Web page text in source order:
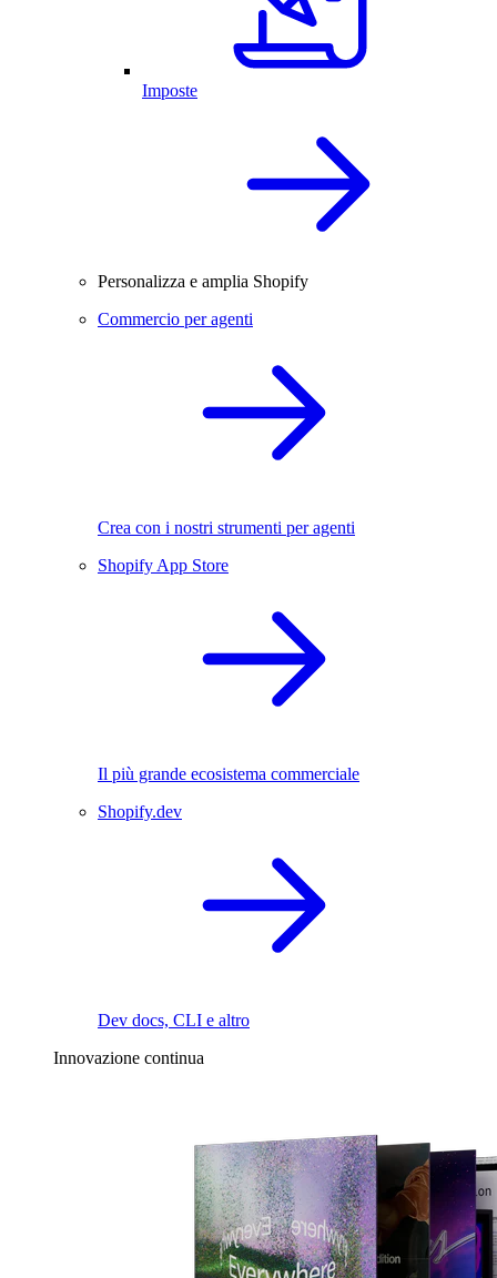
Imposte
Personalizza e amplia Shopify
Commercio per agenti
Crea con i nostri strumenti per agenti
Shopify App Store
Il più grande ecosistema commerciale
Shopify.dev
Dev docs, CLI e altro
Innovazione continua